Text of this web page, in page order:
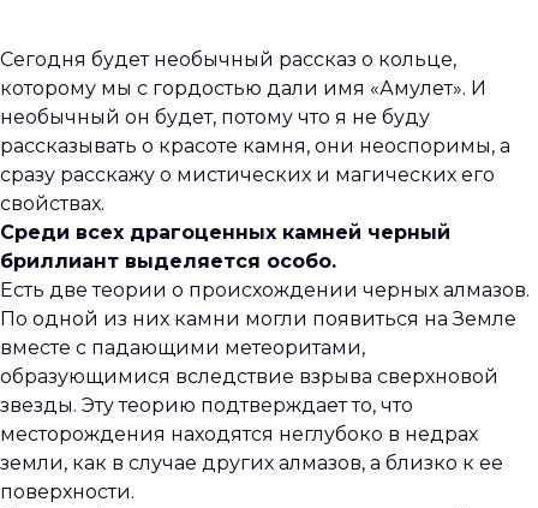
Сегодня будет необычный рассказ о кольце,
которому мы с гордостью дали имя «Амулет». И
необычный он будет, потому что я не буду
рассказывать о красоте камня, они неоспоримы, а
сразу расскажу о мистических и магических его
свойствах.
Среди всех драгоценных камней черный
бриллиант выделяется особо.
Есть две теории о происхождении черных алмазов.
По одной из них камни могли появиться на Земле
вместе с падающими метеоритами,
образующимися вследствие взрыва сверхновой
звезды. Эту теорию подтверждает то, что
месторождения находятся неглубоко в недрах
земли, как в случае других алмазов, а близко к ее
поверхности.